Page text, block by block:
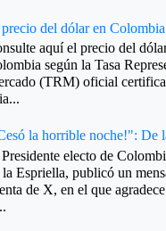
del dólar en
aquí el precio del
según la Tasa
(TRM) oficial
la horrible noche!": De
electo de
la Espriella, publicó un
de X, en el que